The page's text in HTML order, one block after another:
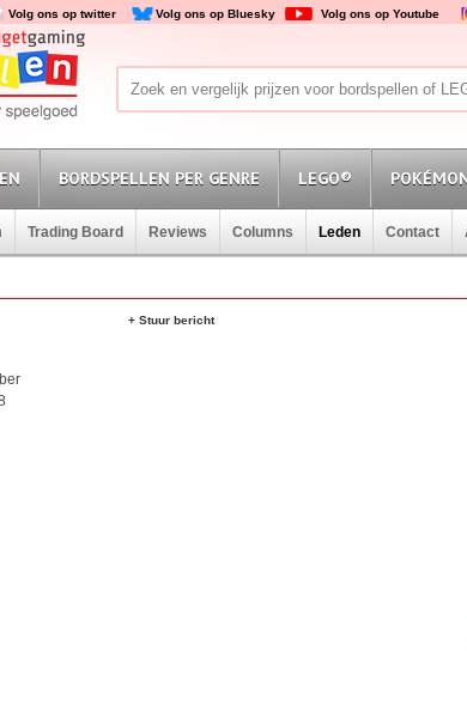
Volg ons op twitter Volg ons op Bluesky Volg ons op Youtube
BORDSPELLEN PER GENRE LEGO®
Trading Board Reviews Columns Leden Contact
+ Stuur bericht